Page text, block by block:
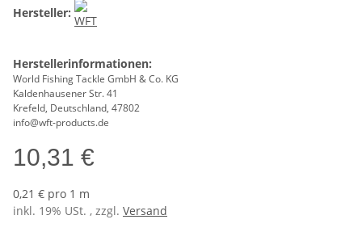
Hersteller:
Herstellerinformationen:
World Fishing Tackle GmbH & Co. KG
Kaldenhausener Str. 41
Krefeld, Deutschland, 47802
info@wft-products.de
10,31 €
0,21 € pro 1 m
inkl. 19% USt. , zzgl. Versand